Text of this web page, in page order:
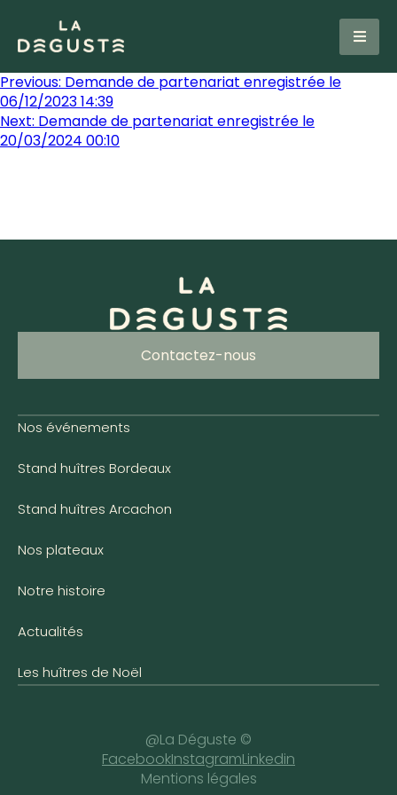
Previous: Demande de partenariat enregistrée le
06/12/2023 14:39
Next: Demande de partenariat enregistrée le
20/03/2024 00:10
Contactez-nous
Nos événements
Stand huîtres Bordeaux
Stand huîtres Arcachon
Nos plateaux
Notre histoire
Actualités
Les huîtres de Noël
@La Déguste ©
FacebookInstagramLinkedin
Mentions légales